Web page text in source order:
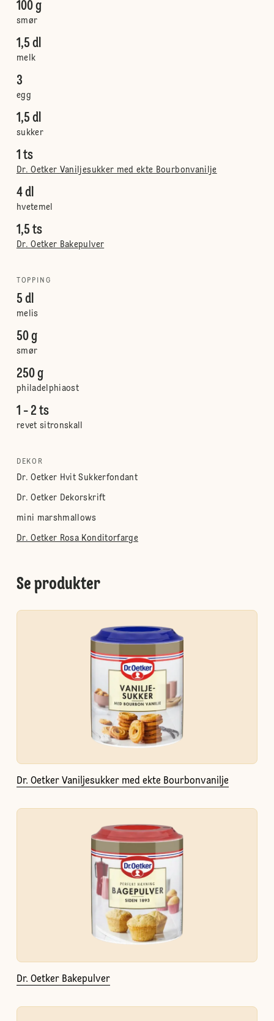
100 g
smør
1,5 dl
melk
3
egg
1,5 dl
sukker
1 ts
Dr. Oetker Vaniljesukker med ekte Bourbonvanilje
4 dl
hvetemel
1,5 ts
Dr. Oetker Bakepulver
TOPPING
5 dl
melis
50 g
smør
250 g
philadelphiaost
1 - 2 ts
revet sitronskall
DEKOR
Dr. Oetker Hvit Sukkerfondant
Dr. Oetker Dekorskrift
mini marshmallows
Dr. Oetker Rosa Konditorfarge
Se produkter
Dr. Oetker Vaniljesukker med ekte Bourbonvanilje
Dr. Oetker Bakepulver